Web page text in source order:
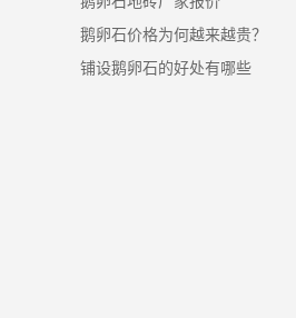
鹅卵石价格为何越来越贵？
铺设鹅卵石的好处有哪些